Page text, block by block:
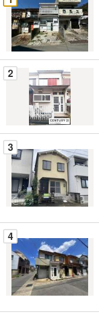
け
取
る
・
条
件
ー
ジ
に
保
存
す
る
2
3
4